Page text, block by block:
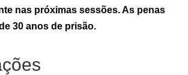
nas próximas sessões. As penas
30 anos de prisão.